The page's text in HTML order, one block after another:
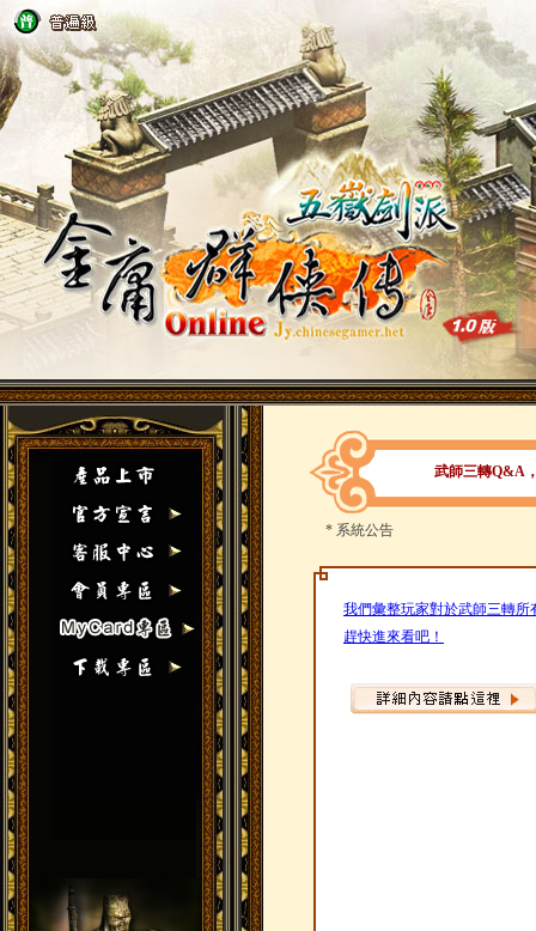
武師三轉Q&A
* 系統公告
我們彙整玩家對於武師三轉
趕快進來看吧！